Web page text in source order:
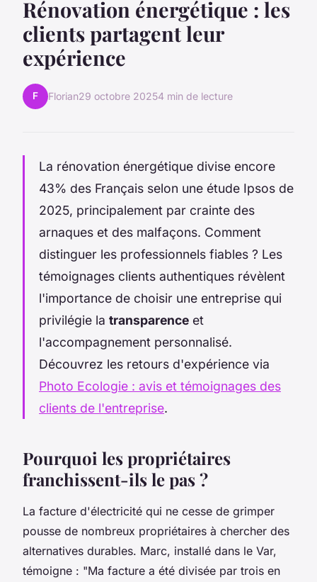
Rénovation énergétique : les
clients partagent leur
expérience
F Florian29 octobre 20254 min de lecture
La rénovation énergétique divise encore
43% des Français selon une étude Ipsos de
2025, principalement par crainte des
arnaques et des malfaçons. Comment
distinguer les professionnels fiables ? Les
témoignages clients authentiques révèlent
l'importance de choisir une entreprise qui
privilégie la transparence et
l'accompagnement personnalisé.
Découvrez les retours d'expérience via
Photo Ecologie : avis et témoignages des
clients de l'entreprise.
Pourquoi les propriétaires
franchissent-ils le pas ?
La facture d'électricité qui ne cesse de grimper
pousse de nombreux propriétaires à chercher des
alternatives durables. Marc, installé dans le Var,
témoigne : "Ma facture a été divisée par trois en